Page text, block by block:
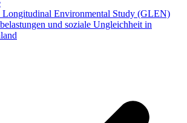
Longitudinal Environmental Study (GLEN)
und soziale Ungleichheit in